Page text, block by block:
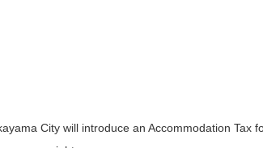
City will introduce an Accommodation Tax